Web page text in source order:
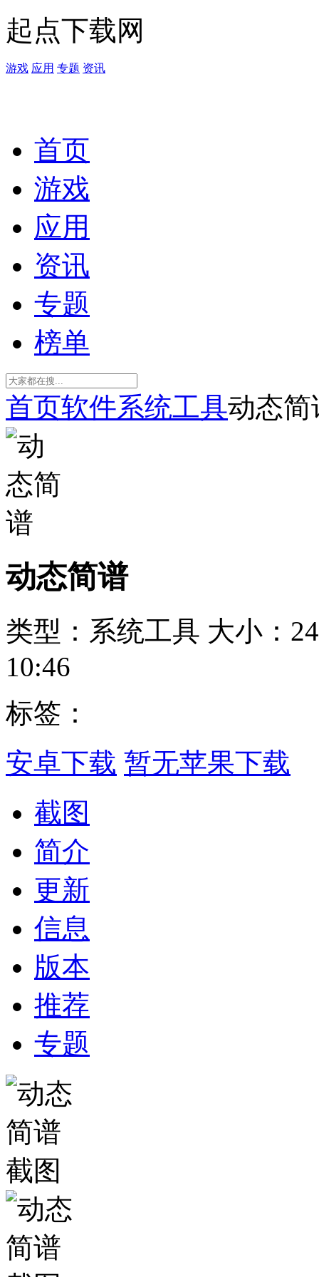
起点下载网
游戏 应用 专题 资讯
首页
游戏
应用
资讯
专题
榜单
首页软件系统工具动态简
动态简谱
类型：系统工具 大小：
10:46
标签：
安卓下载 暂无苹果下载
截图
简介
更新
信息
版本
推荐
专题